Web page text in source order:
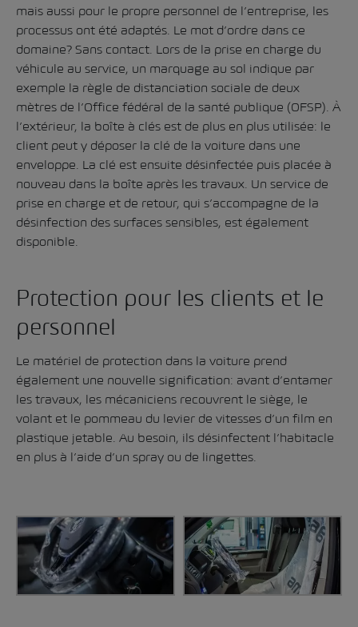
mais aussi pour le propre personnel de l’entreprise, les
processus ont été adaptés. Le mot d’ordre dans ce
domaine? Sans contact. Lors de la prise en charge du
véhicule au service, un marquage au sol indique par
exemple la règle de distanciation sociale de deux
mètres de l’Office fédéral de la santé publique (OFSP). À
l’extérieur, la boîte à clés est de plus en plus utilisée: le
client peut y déposer la clé de la voiture dans une
enveloppe. La clé est ensuite désinfectée puis placée à
nouveau dans la boîte après les travaux. Un service de
prise en charge et de retour, qui s’accompagne de la
désinfection des surfaces sensibles, est également
disponible.
Protection pour les clients et le
personnel
Le matériel de protection dans la voiture prend
également une nouvelle signification: avant d’entamer
les travaux, les mécaniciens recouvrent le siège, le
volant et le pommeau du levier de vitesses d’un film en
plastique jetable. Au besoin, ils désinfectent l’habitacle
en plus à l’aide d’un spray ou de lingettes.